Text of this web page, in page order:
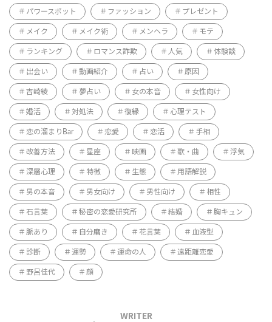
パワースポット ファッション プレゼント
メイク メイク術 メンヘラ モテ
ランキング ロマンス詐欺 人気 体験談
出会い 動画紹介 占い 原因
吉崎綾 夢占い 女の本音 女性向け
婚活 対処法 復縁 心理テスト
恋の溜まりBar 恋愛 恋活 手相
改善方法 星座 映画 歌・曲 浮気
深層心理 特徴 生態 用語解説
男の本音 男女向け 男性向け 相性
石言葉 秘密の恋愛研究所 結婚 胸キュン
脈あり 自分磨き 花言葉 血液型
診断 運勢 運命の人 遠距離恋愛
野呂佳代 顔